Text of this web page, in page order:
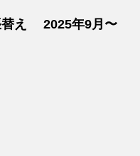
替え 2025年9月〜